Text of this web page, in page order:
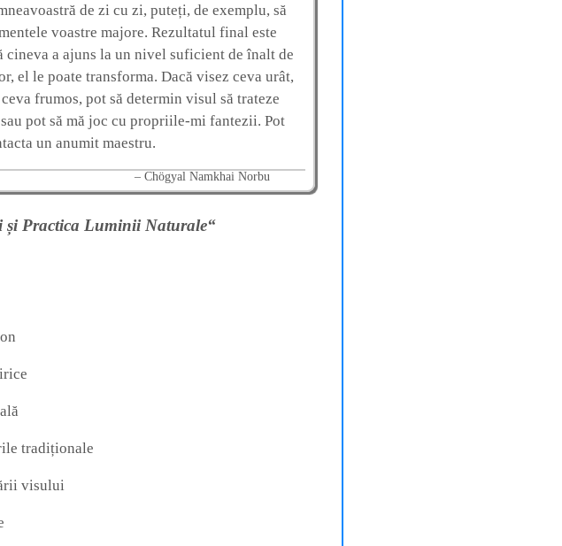
de zi cu zi, puteți, de exemplu, să
voastre majore. Rezultatul final este
cineva a ajuns la un nivel suficient de înalt de
el le poate transforma. Dacă visez ceva urât,
frumos, pot să determin visul să trateze
pot să mă joc cu propriile-mi fantezii. Pot
un anumit maestru.
Chögyal Namkhai Norbu
Practica Luminii Naturale“
tradiționale
visului